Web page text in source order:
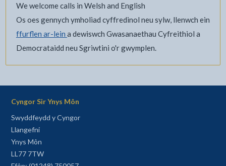
We welcome calls in Welsh and English
Os oes gennych ymholiad cyffredinol neu sylw, llenwch ein
ffurflen ar-lein a dewiswch Gwasanaethau Cyfreithiol a
Democrataidd neu Sgriwtini o'r gwymplen.
Cyngor Sir Ynys Môn
Swyddfeydd y Cyngor
Llangefni
Ynys Môn
LL77 7TW